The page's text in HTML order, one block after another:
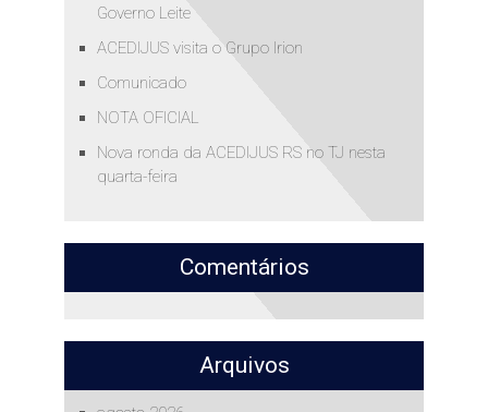
Governo Leite
ACEDIJUS visita o Grupo Irion
Comunicado
NOTA OFICIAL
Nova ronda da ACEDIJUS RS no TJ nesta
quarta-feira
Comentários
Arquivos